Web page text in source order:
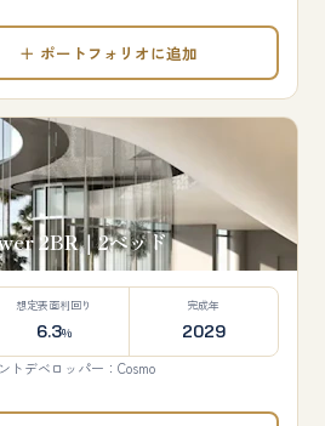
＋ ポートフォリオに追加
2BR｜2ベッド
想定表面利回り
6.3%
完成年
2029
トデベロッパー：Cosmo